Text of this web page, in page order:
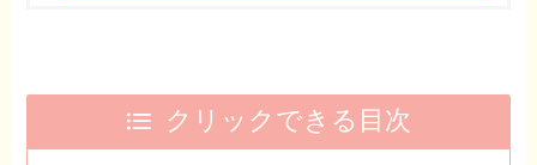
クリックできる目次